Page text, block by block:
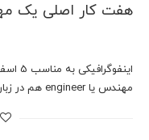
هفت کار اصلی يک
مهندس یا engineer هم در زبان فارسی و هم در ادبیات…